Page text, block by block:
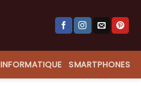
INFORMATIQUE SMARTPHONES